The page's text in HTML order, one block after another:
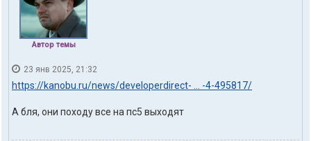
Автор темы
23 янв 2025, 21:32
https://kanobu.ru/news/developerdirect- ... -4-495817/
А бля, они походу все на пс5 выходят